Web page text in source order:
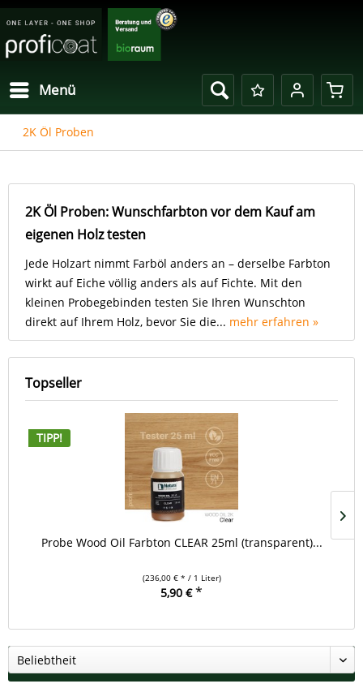
Menü
2K Öl Proben
2K Öl Proben: Wunschfarbton vor dem Kauf am
eigenen Holz testen
Jede Holzart nimmt Farböl anders an – derselbe Farbton
wirkt auf Eiche völlig anders als auf Fichte. Mit den
kleinen Probegebinden testen Sie Ihren Wunschton
direkt auf Ihrem Holz, bevor Sie die... mehr erfahren »
Topseller
TIPP!
Probe Wood Oil Farbton CLEAR 25ml (transparent)...
(236,00 € * / 1 Liter)
5,90 € *